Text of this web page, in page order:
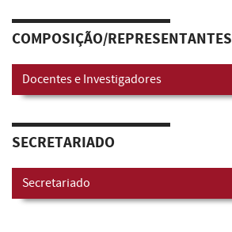
COMPOSIÇÃO/REPRESENTANTES
Docentes e Investigadores
SECRETARIADO
Secretariado